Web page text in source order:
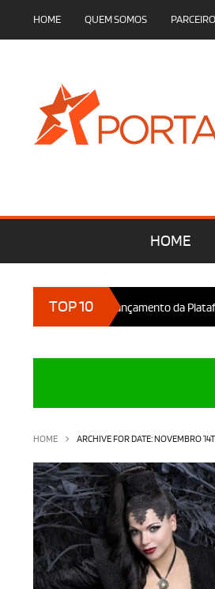
HOME QUEM SOMOS
HOME
TOP 10
presença no Lançamento da
HOME ARCHIVE FOR DATE: NOVEMBRO